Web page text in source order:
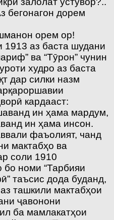
бегонагон дорем
орем ор!
1913 аз баста шудани
ва “Тӯрон” чунин
худро аз баста
дар силки назм
кардааст:
ин ҳама мардум,
ин ҳама инсон.
фаъолият, чанд
мактабҳо ва
соли 1910
номи “Тарбияи
таъсис дода буданд,
ташкили мактабҳои
ҷавонони
ба мамлакатҳои